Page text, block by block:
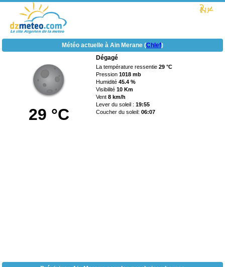
Météo actuelle à Ain Merane (Chlef)
29 °C
Dégagé
La température ressentie29 °C
Pression1018 mb
Humidité45.4 %
Visibilité10 Km
Vent8 km/h
Lever du soleil :19:55
Coucher du soleil:06:07